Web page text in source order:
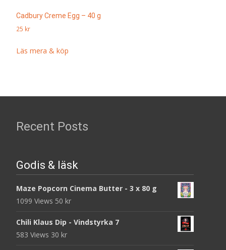
Cadbury Creme Egg – 40 g
25 kr
Läs mera & köp
Recent Posts
Godis & läsk
Maze Popcorn Cinema Butter - 3 x 80 g
1099 Views 50 kr
Chili Klaus Dip - Vindstyrka 7
583 Views 30 kr